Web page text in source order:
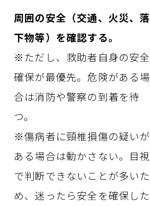
周囲の安全（交通、火災、落
下物等）を確認する。
※ただし、救助者自身の安全
確保が最優先。危険がある場
合は消防や警察の到着を待
つ。
※傷病者に頸椎損傷の疑いが
ある場合は動かさない。目視
で判断できないことが多いた
め、迷ったら安全を確保した